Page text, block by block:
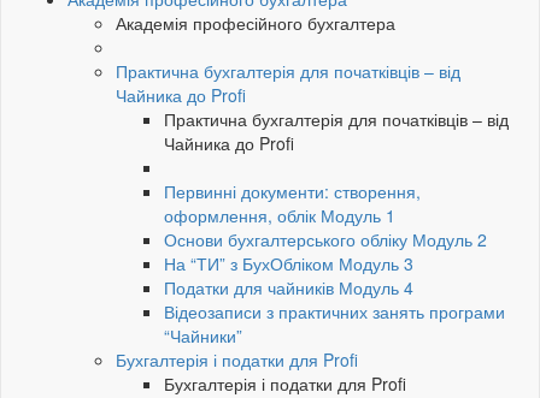
Академія професійного бухгалтера
Практична бухгалтерія для початківців – від
Чайника до Profi
Практична бухгалтерія для початківців – від
Чайника до Profi
Первинні документи: створення,
оформлення, облік Модуль 1
Основи бухгалтерського обліку Модуль 2
На “ТИ” з БухОбліком Модуль 3
Податки для чайників Модуль 4
Відеозаписи з практичних занять програми
“Чайники”
Бухгалтерія і податки для Profi
Бухгалтерія і податки для Profi